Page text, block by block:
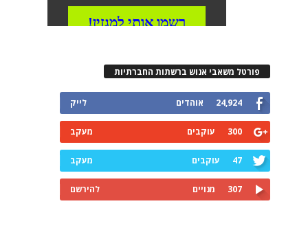
פורטל משאבי אנוש ברשתות החברתיות
24,924 אוהדים לייק
300 עוקבים מעקב
47 עוקבים מעקב
307 מנויים להירשם